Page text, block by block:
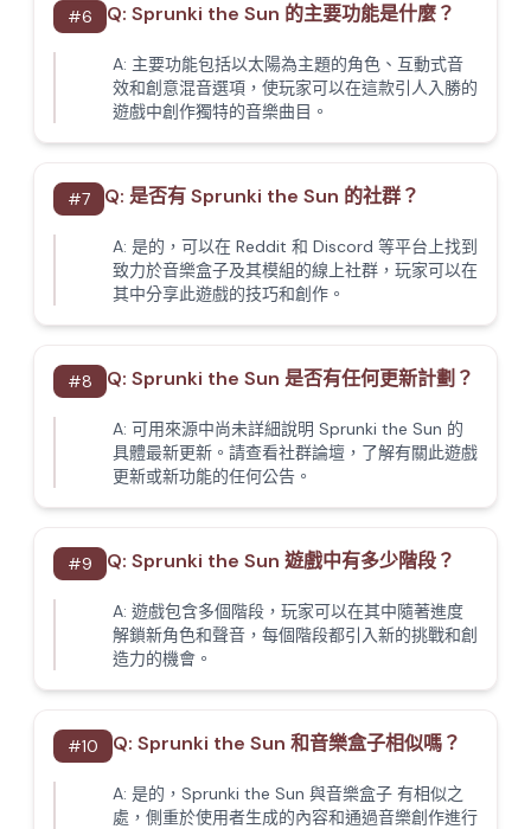
#6 Q: Sprunki the Sun 的主要功能是什麼？
A: 主要功能包括以太陽為主題的角色、互動式音
效和創意混音選項，使玩家可以在這款引人入勝的
遊戲中創作獨特的音樂曲目。
#7 Q: 是否有 Sprunki the Sun 的社群？
A: 是的，可以在 Reddit 和 Discord 等平台上找到
致力於音樂盒子及其模組的線上社群，玩家可以在
其中分享此遊戲的技巧和創作。
#8 Q: Sprunki the Sun 是否有任何更新計劃？
A: 可用來源中尚未詳細說明 Sprunki the Sun 的
具體最新更新。請查看社群論壇，了解有關此遊戲
更新或新功能的任何公告。
#9 Q: Sprunki the Sun 遊戲中有多少階段？
A: 遊戲包含多個階段，玩家可以在其中隨著進度
解鎖新角色和聲音，每個階段都引入新的挑戰和創
造力的機會。
#10 Q: Sprunki the Sun 和音樂盒子相似嗎？
A: 是的，Sprunki the Sun 與音樂盒子 有相似之
處，側重於使用者生成的內容和通過音樂創作進行